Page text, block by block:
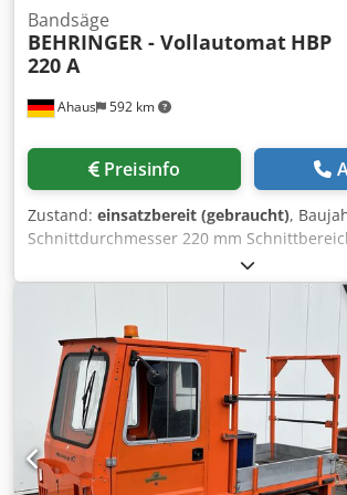
Ahaus 592 km
Bandsäge
BEHRINGER - Vollautomat HBP
220 A
Preisinfo
Zustand: einsatzbereit (gebraucht),
Schnittdurchmesser 220 mm
vierkant 220 x 220 mm Drehzahlbereich:
Sägebandlänge 3720 x 34 x 1.1 mm
825 mm Kühlmittelinhalt 80.0 l
/ 3.5 kW Maschinengewicht ca. 1500 kg
2350 x 2050 x 1500 mm - im überprüften
Maschinenvideo - ?v=joc0EbemYC8
hydraulische Bandsäge - VOLLAUTOMAT -
Hohlprofilen und Vollmaterialien aus
Werkzeugstahl, NE-Metalle und Kunststoff
vorne rechts * inkl. Taster für die